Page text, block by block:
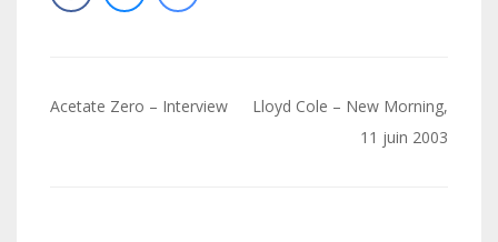
Navigation
Acetate Zero – Interview
Lloyd Cole – New Morning,
11 juin 2003